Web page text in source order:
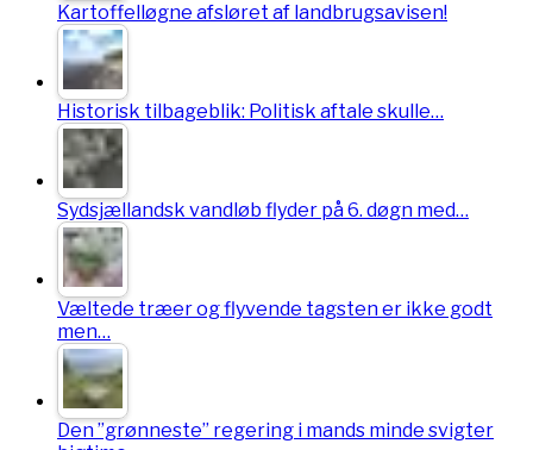
Kartoffelløgne afsløret af landbrugsavisen!
Historisk tilbageblik: Politisk aftale skulle…
Sydsjællandsk vandløb flyder på 6. døgn med…
Væltede træer og flyvende tagsten er ikke godt
men…
Den ”grønneste” regering i mands minde svigter